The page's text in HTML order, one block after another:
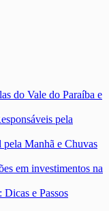
do Vale do Paraíba e
pela
pela Manhã e Chuvas
em investimentos na
e Passos